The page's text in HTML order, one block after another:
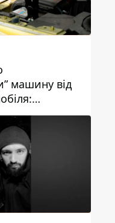
машину від
водіїв